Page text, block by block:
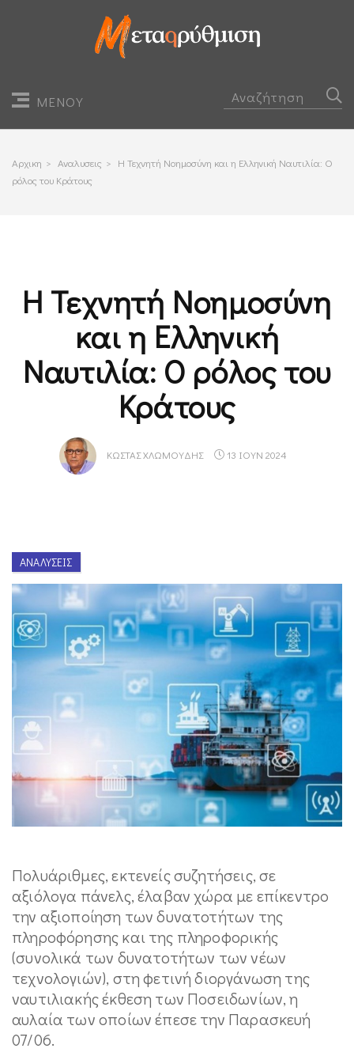
ΜΕΝΟΥ
Αρχικη > Αναλυσεις > Η Τεχνητή Νοημοσύνη και η Ελληνική Ναυτιλία: Ο
ρόλος του Κράτους
Η Τεχνητή Νοημοσύνη
και η Ελληνική
Ναυτιλία: Ο ρόλος του
Κράτους
ΚΏΣΤΑΣ ΧΛΩΜΟΎΔΗΣ 13 ΙΟΥΝ 2024
ΑΝΑΛΎΣΕΙΣ
Πολυάριθμες, εκτενείς συζητήσεις, σε
αξιόλογα πάνελς, έλαβαν χώρα με επίκεντρο
την αξιοποίηση των δυνατοτήτων της
πληροφόρησης και της πληροφορικής
(συνολικά των δυνατοτήτων των νέων
τεχνολογιών), στη φετινή διοργάνωση της
ναυτιλιακής έκθεση των Ποσειδωνίων, η
αυλαία των οποίων έπεσε την Παρασκευή
07/06.